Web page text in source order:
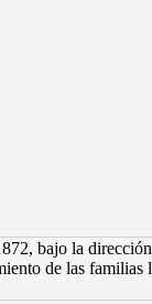
bajo la
de las familias